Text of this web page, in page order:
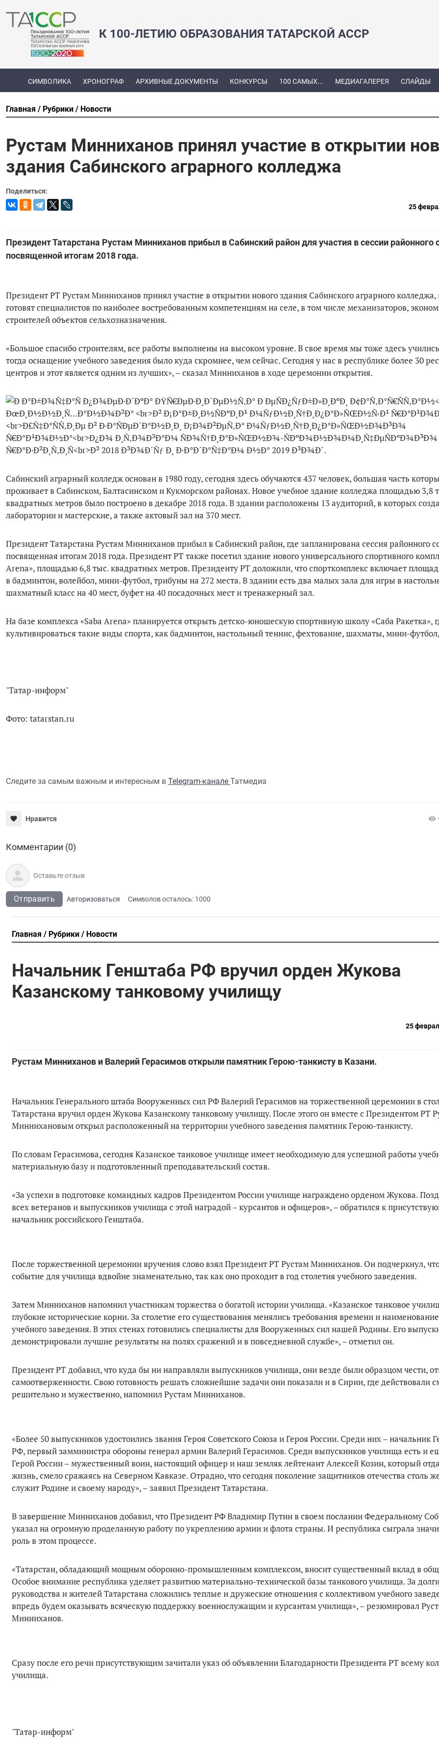
К 100-ЛЕТИЮ ОБРАЗОВАНИЯ ТАТАРСКОЙ АССР
СИМВОЛИКА ХРОНОГРАФ АРХИВНЫЕ ДОКУМЕНТЫ КОНКУРСЫ 100 САМЫХ... МЕДИАГАЛЕРЕЯ СЛАЙДЫ
Главная Рубрики Новости
Рустам Минниханов принял участие в открытии
здания Сабинского аграрного колледжа
Поделиться:
25
Президент Татарстана Рустам Минниханов прибыл в Сабинский район для участия в сессии районного
посвященной итогам 2018 года.
Президент РТ Рустам Минниханов принял участие в открытии нового здания Сабинского аграрного колледжа,
готовят специалистов по наиболее востребованным компетенциям на селе, в том числе механизаторов,
строителей объектов сельхозназначения.
«Большое спасибо строителям, все работы выполнены на высоком уровне. В свое время мы тоже здесь
тогда оснащение учебного заведения было куда скромнее, чем сейчас. Сегодня у нас в республике более 30
центров и этот является одним из лучших», – сказал Минниханов в ходе церемонии открытия.
Сабинский аграрный колледж основан в 1980 году, сегодня здесь обучаются 437 человек, большая часть
проживает в Сабинском, Балтасинском и Кукморском районах. Новое учебное здание колледжа площадью 3,8
квадратных метров было построено в декабре 2018 года. В здании расположены 13 аудиторий, в которых
лаборатории и мастерские, а также актовый зал на 370 мест.
Президент Татарстана Рустам Минниханов прибыл в Сабинский район, где запланирована сессия районного
посвященная итогам 2018 года. Президент РТ также посетил здание нового универсального спортивного
Arena», площадью 6,8 тыс. квадратных метров. Президенту РТ доложили, что спорткомплекс включает
в бадминтон, волейбол, мини-футбол, трибуны на 272 места. В здании есть два малых зала для игры в
шахматный класс на 40 мест, буфет на 40 посадочных мест и тренажерный зал.
На базе комплекса «Saba Arena» планируется открыть детско-юношескую спортивную школу «Саба Ракетка»,
культивироваться такие виды спорта, как бадминтон, настольный теннис, фехтование, шахматы, мини-
"Татар-информ"
Фото: tatarstan.ru
Следите за самым важным и интересным в Telegram-канале Татмедиа
Нравится
Комментарии (0)
Отправить Авторизоваться Символов осталось: 1000
Главная Рубрики Новости
Начальник Генштаба РФ вручил орден Жукова
Казанскому танковому училищу
25
Рустам Минниханов и Валерий Герасимов открыли памятник Герою-танкисту в Казани.
Начальник Генерального штаба Вооруженных сил РФ Валерий Герасимов на торжественной церемонии в
Татарстана вручил орден Жукова Казанскому танковому училищу. После этого он вместе с Президентом РТ
Миннихановым открыл расположенный на территории учебного заведения памятник Герою-танкисту.
По словам Герасимова, сегодня Казанское танковое училище имеет необходимую для успешной работы
материальную базу и подготовленный преподавательский состав.
«За успехи в подготовке командных кадров Президентом России училище награждено орденом Жукова.
всех ветеранов и выпускников училища с этой наградой – курсантов и офицеров», – обратился к
начальник российского Генштаба.
После торжественной церемонии вручения слово взял Президент РТ Рустам Минниханов. Он подчеркнул,
событие для училища вдвойне знаменательно, так как оно проходит в год столетия учебного заведения.
Затем Минниханов напомнил участникам торжества о богатой истории училища. «Казанское танковое
глубокие исторические корни. За столетие его существования менялись требования времени и
учебного заведения. В этих стенах готовились специалисты для Вооруженных сил нашей Родины. Его
демонстрировали лучшие результаты на полях сражений и в повседневной службе», – отметил он.
Президент РТ добавил, что куда бы ни направляли выпускников училища, они везде были образцом чести,
самоотверженности. Свою готовность решать сложнейшие задачи они показали и в Сирии, где действовали
решительно и мужественно, напомнил Рустам Минниханов.
«Более 50 выпускников удостоились звания Героя Советского Союза и Героя России. Среди них – начальник
РФ, первый замминистра обороны генерал армии Валерий Герасимов. Среди выпускников училища есть и
Герой России – мужественный воин, настоящий офицер и наш земляк лейтенант Алексей Козин, который
жизнь, смело сражаясь на Северном Кавказе. Отрадно, что сегодня поколение защитников отечества столь
служит Родине и своему народу», – заявил Президент Татарстана.
В завершение Минниханов добавил, что Президент РФ Владимир Путин в своем послании Федеральному
указал на огромную проделанную работу по укреплению армии и флота страны. И республика сыграла
роль в этом процессе.
«Татарстан, обладающий мощным оборонно-промышленным комплексом, вносит существенный вклад в
Особое внимание республика уделяет развитию материально-технической базы танкового училища. За
руководства и жителей Татарстана сложились теплые и дружеские отношения с коллективом учебного
впредь будем оказывать всяческую поддержку военнослужащим и курсантам училища», – резюмировал
Минниханов.
Сразу после его речи присутствующим зачитали указ об объявлении Благодарности Президента РТ всему
училища.
"Татар-информ"